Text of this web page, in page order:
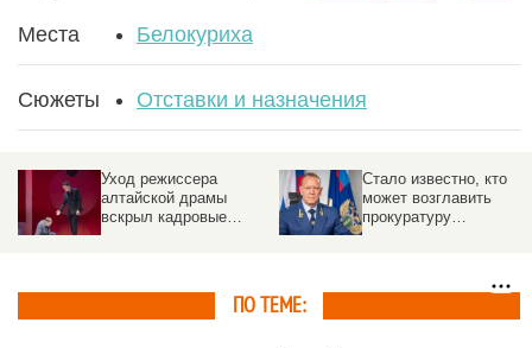
Места Белокуриха
Сюжеты Отставки и назначения
Уход режиссера
алтайской драмы
вскрыл кадровые
Стало известно, кто
может возглавить
прокуратуру
ПО ТЕМЕ: